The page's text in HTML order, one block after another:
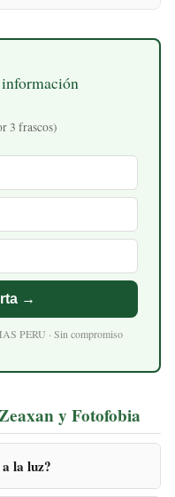
3 frascos)
→
PERU · Sin compromiso
y Fotofobia
la luz?